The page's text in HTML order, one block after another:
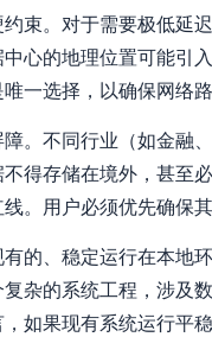
约束。对于需要极低延
心的地理位置可能引
一选择，以确保网络路
。不同行业（如金融
得存储在境外，甚至
。用户必须优先确保
的、稳定运行在本地
杂的系统工程，涉及
如果现有系统运行平